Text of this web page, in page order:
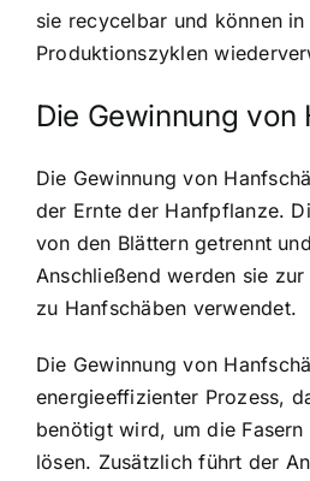
sie recycelbar und können in
Produktionszyklen
Die Gewinnung von
Die Gewinnung von
der Ernte der Hanfpflanze.
von den Blättern getrennt
Anschließend werden sie
zu Hanfschäben verwendet.
Die Gewinnung von
energieeffizienter Prozess,
benötigt wird, um die Fasern
lösen. Zusätzlich führt der